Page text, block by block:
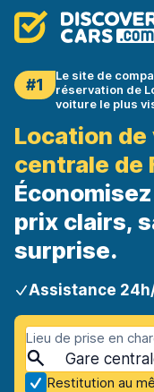
#1
Le site de
réservation de
voiture le plus
Location de
centrale de
prix clairs,
surprise.
Assistance
Lieu de prise en
Restitution au